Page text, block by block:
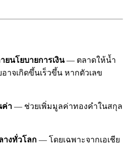
นโยบายการเงิน— ตลาดให้น้ำ
าจเกิดขึ้นเร็วขึ้น หากตัวเลข
ค่า — ช่วยเพิ่มมูลค่าทองคำในสกุล
างทั่วโลก — โดยเฉพาะจากเอเชีย